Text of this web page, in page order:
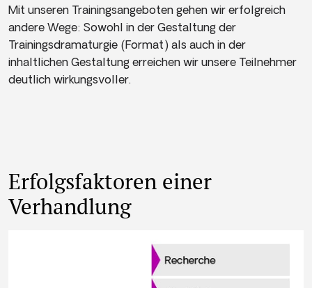
Mit unseren Trainingsangeboten gehen wir erfolgreich
andere Wege: Sowohl in der Gestaltung der
Trainingsdramaturgie (Format) als auch in der
inhaltlichen Gestaltung erreichen wir unsere Teilnehmer
deutlich wirkungsvoller.
Erfolgsfaktoren einer
Verhandlung